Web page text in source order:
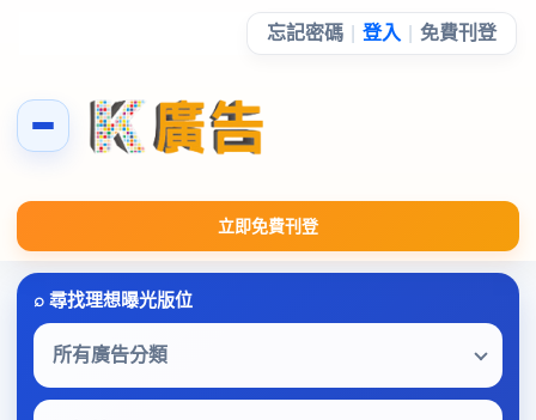
立即免費刊登
忘記密碼 登入 免費刊登
所有廣告分類